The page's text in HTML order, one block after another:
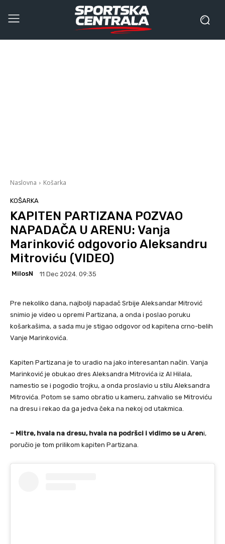
Naslovna Košarka
KOŠARKA
KAPITEN PARTIZANA POZVAO
NAPADAČA U ARENU: Vanja
Marinković odgovorio Aleksandru
Mitroviću (VIDEO)
MilosN 11 Dec 2024. 09:35
Pre nekoliko dana, najbolji napadač Srbije Aleksandar Mitrović
snimio je video u opremi Partizana, a onda i poslao poruku
košarkašima, a sada mu je stigao odgovor od kapitena crno-belih
Vanje Marinkovića.
Kapiten Partizana je to uradio na jako interesantan način. Vanja
Marinković je obukao dres Aleksandra Mitrovića iz Al Hilala,
namestio se i pogodio trojku, a onda proslavio u stilu Aleksandra
Mitrovića. Potom se samo obratio u kameru, zahvalio se Mitroviću
na dresu i rekao da ga jedva čeka na nekoj od utakmica.
– Mitre, hvala na dresu, hvala na podršci i vidimo se u Areni,
poručio je tom prilikom kapiten Partizana.